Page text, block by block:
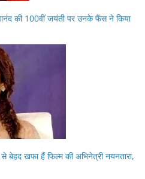
की 100वीं जयंती पर उनके फैंस ने किया
खफा हैं फिल्म की अभिनेत्री नयनतारा,